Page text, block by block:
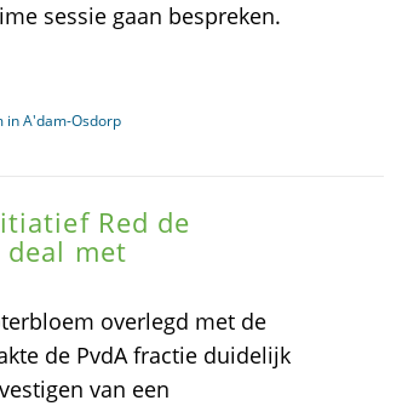
sessie gaan bespreken.
in A'dam-Osdorp
Red de
met
overlegd met de
de PvdA fractie duidelijk
van een